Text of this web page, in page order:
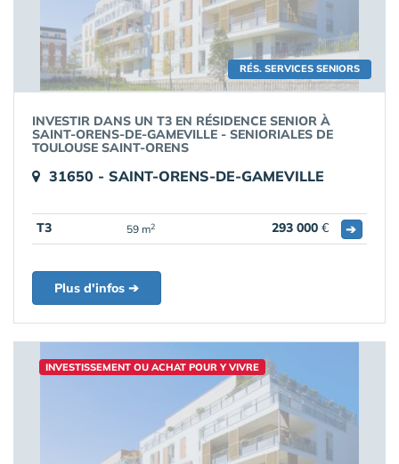
RÉS. SERVICES SENIORS
INVESTIR DANS UN T3 EN RÉSIDENCE SENIOR À
SAINT-ORENS-DE-GAMEVILLE - SENIORIALES DE
TOULOUSE SAINT-ORENS
31650 - SAINT-ORENS-DE-GAMEVILLE
T3 59 m2 293 000 € ➔
Plus d'infos ➔
INVESTISSEMENT OU ACHAT POUR Y VIVRE